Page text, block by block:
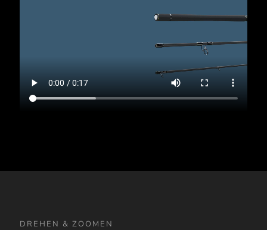
DREHEN & ZOOMEN